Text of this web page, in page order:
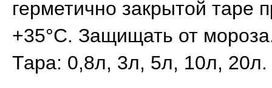
герметично закрытой таре
+35°С. Защищать от
Тара: 0,8л, 3л, 5л, 10л, 20л.